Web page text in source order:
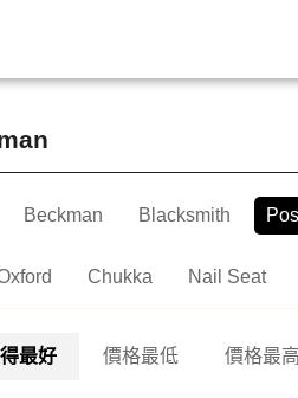
Beckman Blacksmith
Chukka Nail Seat
最好 價格最低 價格最